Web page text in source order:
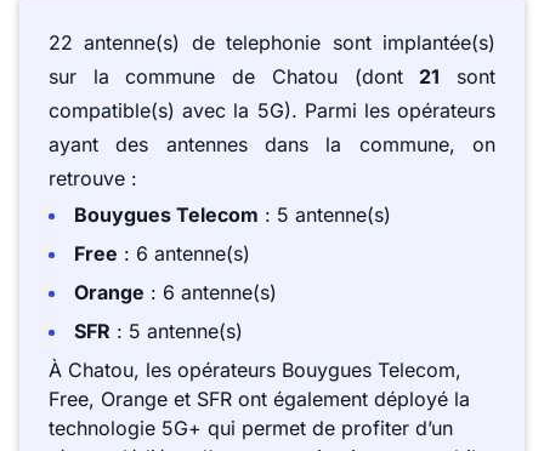
22 antenne(s) de telephonie sont implantée(s)
sur la commune de Chatou (dont 21 sont
compatible(s) avec la 5G). Parmi les opérateurs
ayant des antennes dans la commune, on
retrouve :
Bouygues Telecom : 5 antenne(s)
Free : 6 antenne(s)
Orange : 6 antenne(s)
SFR : 5 antenne(s)
À Chatou, les opérateurs Bouygues Telecom,
Free, Orange et SFR ont également déployé la
technologie 5G+ qui permet de profiter d’un